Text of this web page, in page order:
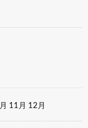
11月 12月